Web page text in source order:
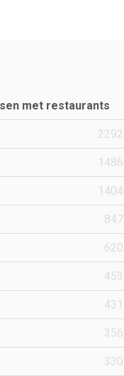
met restaurants
2292
1486
1404
847
620
453
431
356
330